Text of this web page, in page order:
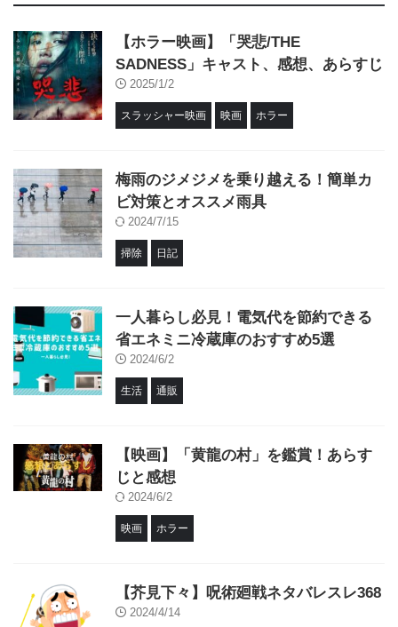
【ホラー映画】「哭悲/THE
SADNESS」キャスト、感想、あらすじ
2025/1/2
スラッシャー映画 映画 ホラー
梅雨のジメジメを乗り越える！簡単カ
ビ対策とオススメ雨具
2024/7/15
掃除 日記
一人暮らし必見！電気代を節約できる
省エネミニ冷蔵庫のおすすめ5選
2024/6/2
生活 通販
【映画】「黄龍の村」を鑑賞！あらす
じと感想
2024/6/2
映画 ホラー
【芥見下々】呪術廻戦ネタバレスレ368
2024/4/14